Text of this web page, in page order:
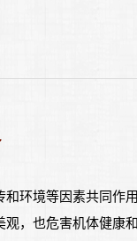
和环境等因素共同作
观，也危害机体健康